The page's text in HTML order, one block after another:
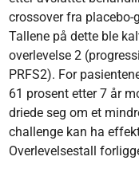
crossover fra placebo-
Tallene på dette ble
overlevelse 2
PRFS2). For
61 prosent etter 7 år
driede seg om et
challenge kan ha
Overlevelsestall